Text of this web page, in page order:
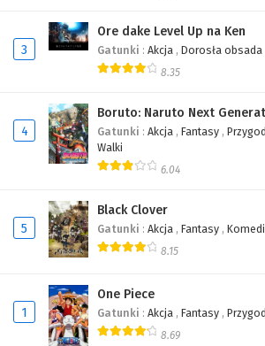
3
Ore dake Level Up na Ken
Gatunki : Akcja , Dorosła obsada
8.35
4
Boruto: Naruto Next
Gatunki : Akcja , Fantasy ,
Walki
6.04
5
Black Clover
Gatunki : Akcja , Fantasy ,
8.15
1
One Piece
Gatunki : Akcja , Fantasy ,
8.69